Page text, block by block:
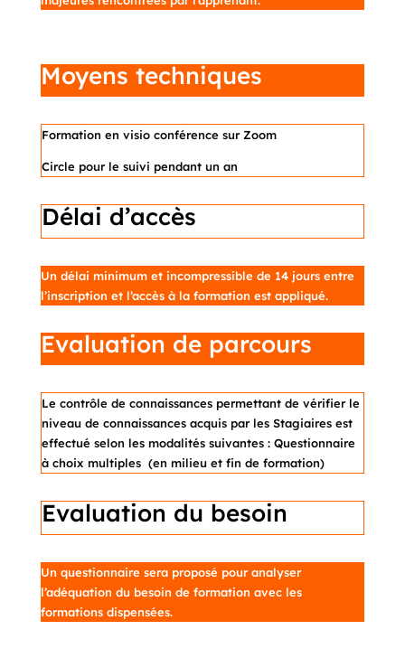
Moyens techniques
Formation en visio conférence sur Zoom
Circle pour le suivi pendant un an
Délai d’accès
Un délai minimum et incompressible de 14 jours entre
l’inscription et l’accès à la formation est appliqué.
Evaluation de parcours
Le contrôle de connaissances permettant de vérifier le
niveau de connaissances acquis par les Stagiaires est
effectué selon les modalités suivantes : Questionnaire
à choix multiples (en milieu et fin de formation)
Evaluation du besoin
Un questionnaire sera proposé pour analyser
l’adéquation du besoin de formation avec les
formations dispensées.